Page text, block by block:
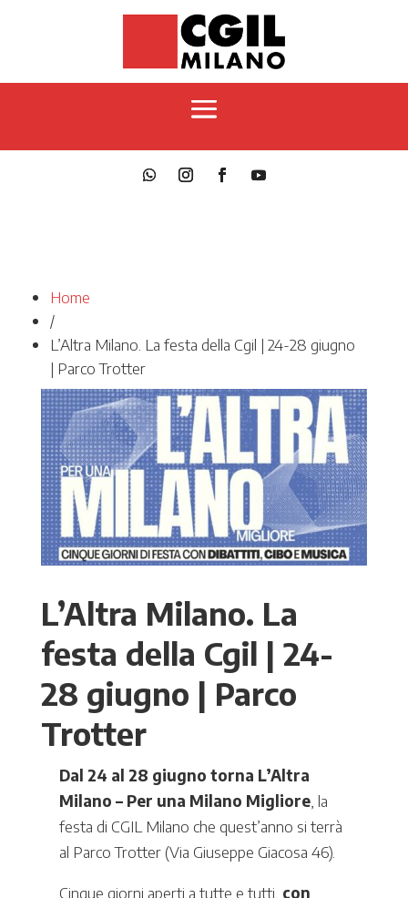
Home
/
L’Altra Milano. La festa della Cgil | 24-28 giugno
| Parco Trotter
L’Altra Milano. La
festa della Cgil | 24-
28 giugno | Parco
Trotter
Dal 24 al 28 giugno torna L’Altra
Milano – Per una Milano Migliore, la
festa di CGIL Milano che quest’anno si terrà
al Parco Trotter (Via Giuseppe Giacosa 46).
Cinque giorni aperti a tutte e tutti, con